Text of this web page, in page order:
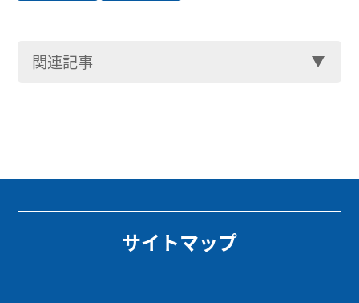
関連記事
サイトマップ